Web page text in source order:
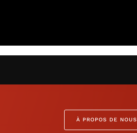
À PROPOS DE NOUS